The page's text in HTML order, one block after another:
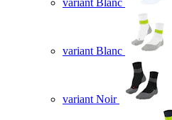
variant Blanc
variant Blanc
variant Noir